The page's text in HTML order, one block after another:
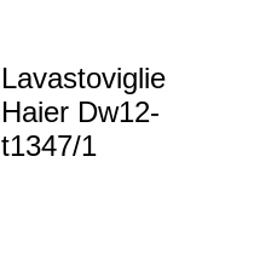
Lavastoviglie
Haier Dw12-
t1347/1